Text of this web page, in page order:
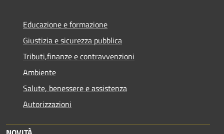
Educazione e formazione
Giustizia e sicurezza pubblica
Tributi,finanze e contravvenzioni
Ambiente
Salute, benessere e assistenza
Autorizzazioni